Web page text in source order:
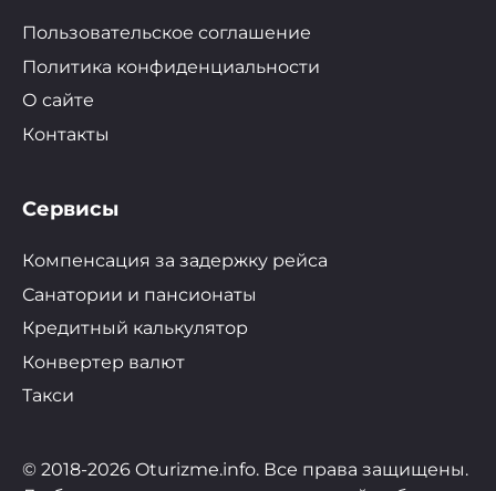
Пользовательское соглашение
Политика конфиденциальности
О сайте
Контакты
Сервисы
Компенсация за задержку рейса
Санатории и пансионаты
Кредитный калькулятор
Конвертер валют
Такси
© 2018-2026 Oturizme.info. Все права защищены.